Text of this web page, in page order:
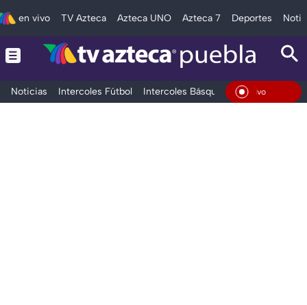
en vivo TV Azteca Azteca UNO Azteca 7 Deportes
Noticias Intercoles Fútbol Intercoles Básquetbol Deportes
En Vivo